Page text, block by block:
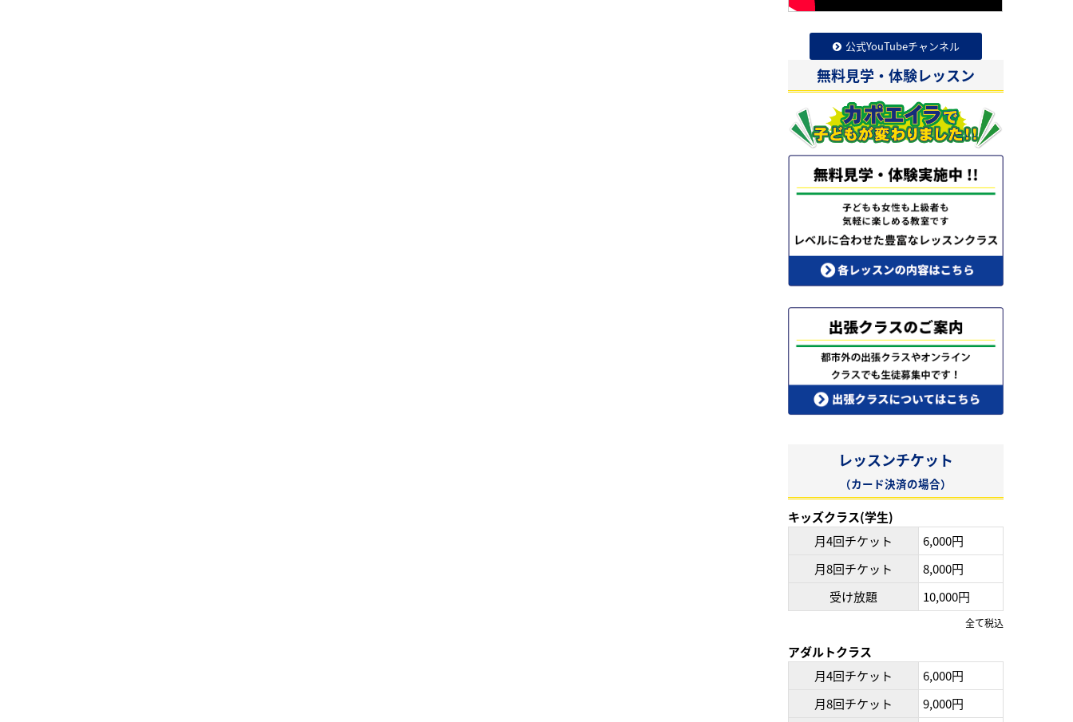
公式YouTubeチャンネル
無料見学・体験レッスン
レッスンチケット
（カード決済の場合）
キッズクラス(学生)
月4回チケット
6,000円
月8回チケット
8,000円
受け放題
10,000円
全て税込
アダルトクラス
月4回チケット
6,000円
月8回チケット
9,000円